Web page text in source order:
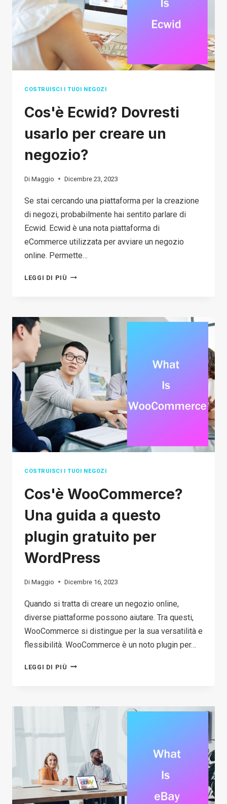
VENDERE
SU
AMAZON
COSTRUISCI I TUOI NEGOZI
Cos'è Ecwid? Dovresti
usarlo per creare un
negozio?
Di Maggio Dicembre 23, 2023
Se stai cercando una piattaforma per la creazione
di negozi, probabilmente hai sentito parlare di
Ecwid. Ecwid è una nota piattaforma di
eCommerce utilizzata per avviare un negozio
online. Permette…
LEGGI DI PIÙ COS'È
USARLO
PER
CREARE
UN
NEGOZIO?
COSTRUISCI I TUOI NEGOZI
Cos'è WooCommerce?
Una guida a questo
plugin gratuito per
WordPress
Di Maggio Dicembre 16, 2023
Quando si tratta di creare un negozio online,
diverse piattaforme possono aiutare. Tra questi,
WooCommerce si distingue per la sua versatilità e
flessibilità. WooCommerce è un noto plugin per…
LEGGI DI PIÙ COS'È
GUIDA
GRATUITO
PER
WORDPRESS